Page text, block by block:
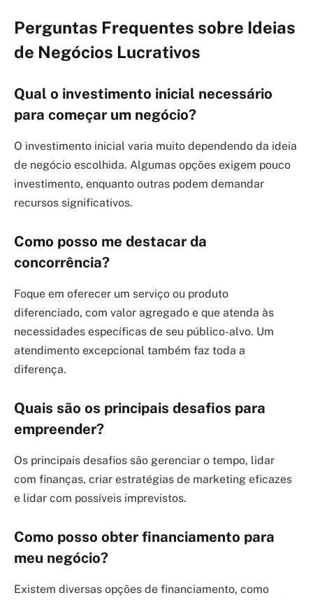
Perguntas Frequentes sobre Ideias
de Negócios Lucrativos
Qual o investimento inicial necessário
para começar um negócio?
O investimento inicial varia muito dependendo da ideia
de negócio escolhida. Algumas opções exigem pouco
investimento, enquanto outras podem demandar
recursos significativos.
Como posso me destacar da
concorrência?
Foque em oferecer um serviço ou produto
diferenciado, com valor agregado e que atenda às
necessidades específicas de seu público-alvo. Um
atendimento excepcional também faz toda a
diferença.
Quais são os principais desafios para
empreender?
Os principais desafios são gerenciar o tempo, lidar
com finanças, criar estratégias de marketing eficazes
e lidar com possíveis imprevistos.
Como posso obter financiamento para
meu negócio?
Existem diversas opções de financiamento, como